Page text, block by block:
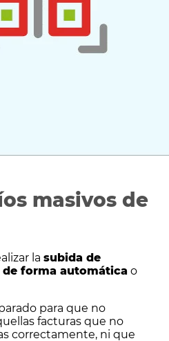
masivos de
la subida de
forma automática o
para que no
facturas que no
correctamente, ni que